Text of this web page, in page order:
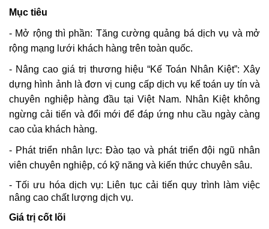
Mục tiêu
- Mở rộng thì phần: Tăng cường quảng bá dịch vụ và mở
rộng mạng lưới khách hàng trên toàn quốc.
- Nâng cao giá trị thương hiệu “Kế Toán Nhân Kiệt”: Xây
dựng hình ảnh là đơn vị cung cấp dịch vụ kế toán uy tín và
chuyên nghiệp hàng đầu tại Việt Nam. Nhân Kiệt không
ngừng cải tiến và đổi mới để đáp ứng nhu cầu ngày càng
cao của khách hàng.
- Phát triển nhân lực: Đào tạo và phát triển đội ngũ nhân
viên chuyên nghiệp, có kỹ năng và kiến thức chuyên sâu.
- Tối ưu hóa dịch vụ: Liên tục cải tiến quy trình làm việc
nâng cao chất lượng dịch vụ.
Giá trị cốt lõi